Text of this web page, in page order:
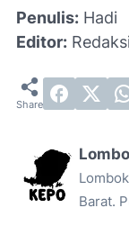
Penulis: Hadi
Editor:
Barat.